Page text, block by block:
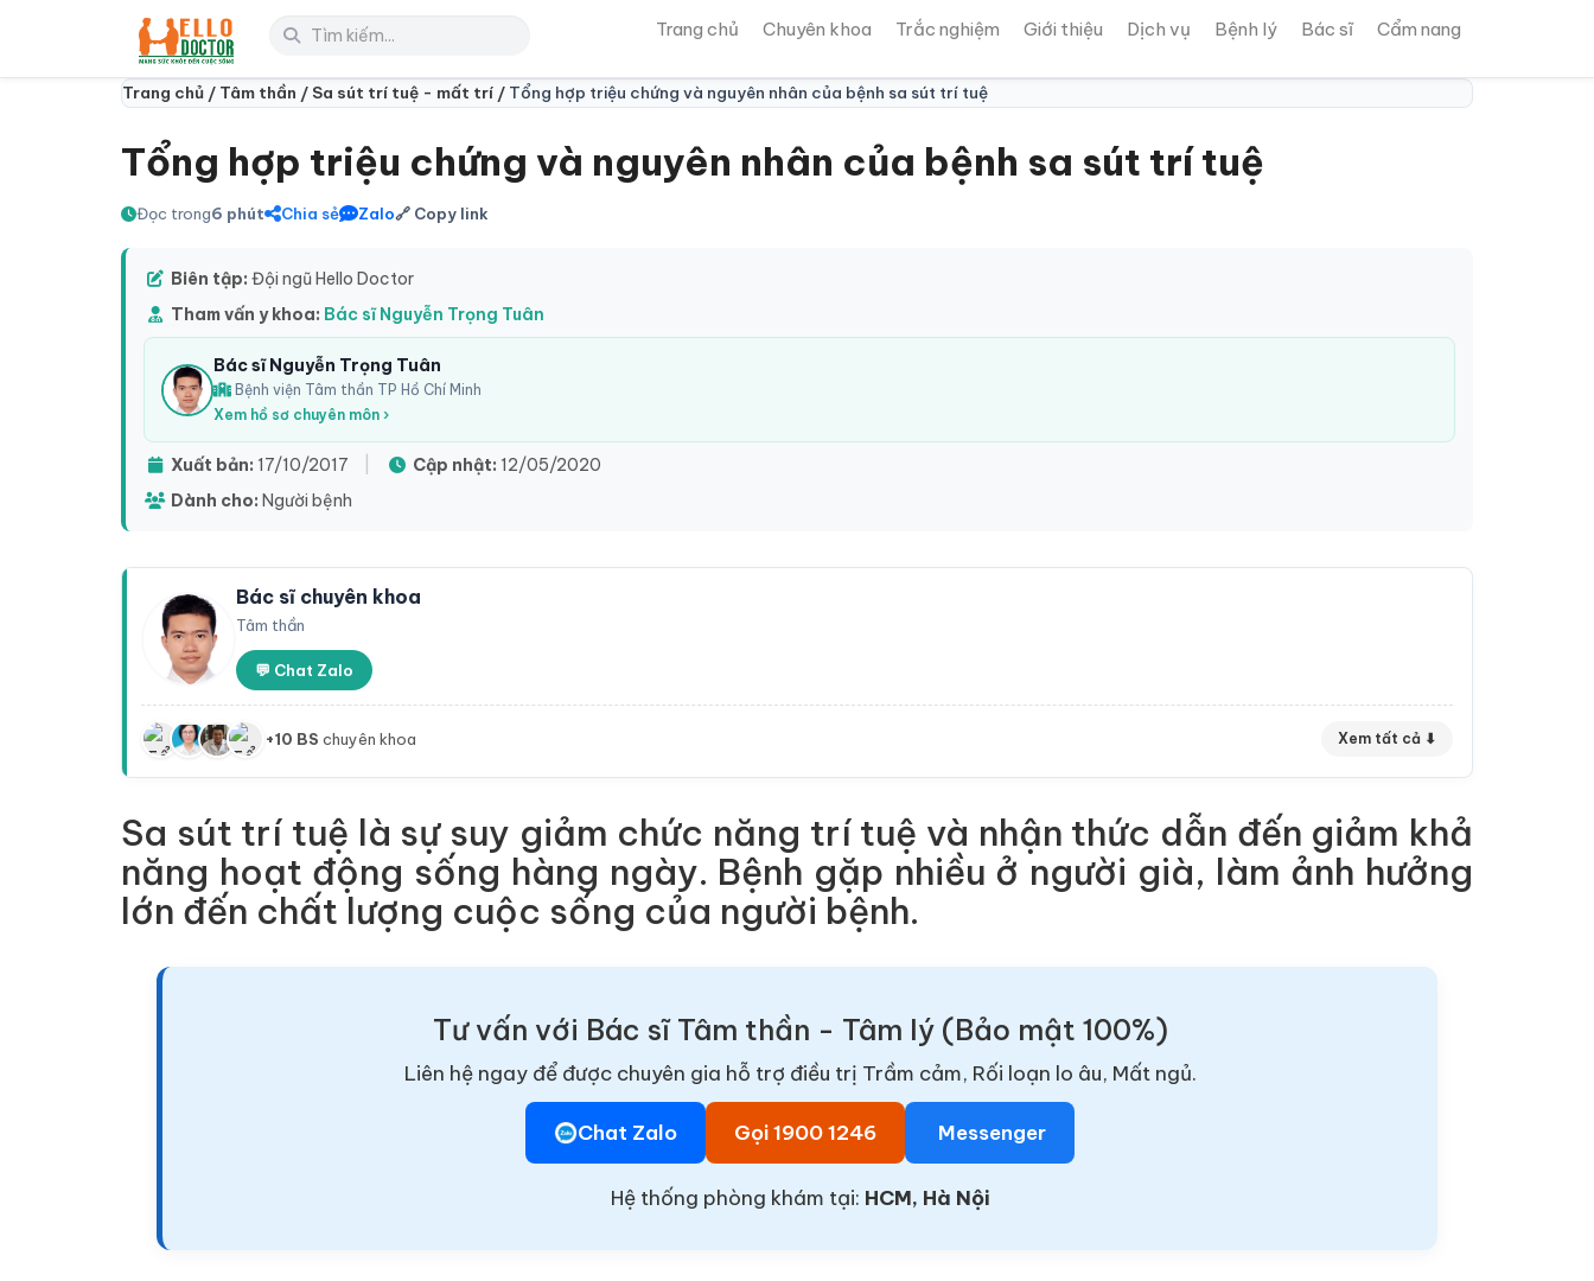
Trang chủ Chuyên khoa Trắc nghiệm Giới thiệu Dịch vụ Bệnh lý Bác sĩ Cẩm nang
Trang chủ / Tâm thần / Sa sút trí tuệ - mất trí / Tổng hợp triệu chứng và nguyên nhân của bệnh sa sút trí tuệ
Tổng hợp triệu chứng và nguyên nhân của bệnh sa sút trí tuệ
Đọc trong6 phút Chia sẻ Zalo🔗 Copy link
Biên tập: Đội ngũ Hello Doctor
Tham vấn y khoa: Bác sĩ Nguyễn Trọng Tuân
Bác sĩ Nguyễn Trọng Tuân
Bệnh viện Tâm thần TP Hồ Chí Minh
Xem hồ sơ chuyên môn ›
Xuất bản: 17/10/2017 Cập nhật: 12/05/2020
Dành cho: Người bệnh
Bác sĩ chuyên khoa
Tâm thần
💬 Chat Zalo
+10 BS chuyên khoa Xem tất cả ⬇
Sa sút trí tuệ là sự suy giảm chức năng trí tuệ và nhận thức dẫn đến giảm khả
năng hoạt động sống hàng ngày. Bệnh gặp nhiều ở người già, làm ảnh hưởng
lớn đến chất lượng cuộc sống của người bệnh.
Tư vấn với Bác sĩ Tâm thần - Tâm lý (Bảo mật 100%)
Liên hệ ngay để được chuyên gia hỗ trợ điều trị Trầm cảm, Rối loạn lo âu, Mất ngủ.
Chat Zalo Gọi 1900 1246 Messenger
Hệ thống phòng khám tại: HCM, Hà Nội